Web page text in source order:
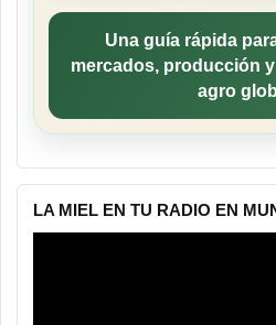
Una guía rápida
mercados, producción
agro
LA MIEL EN TU RADIO EN